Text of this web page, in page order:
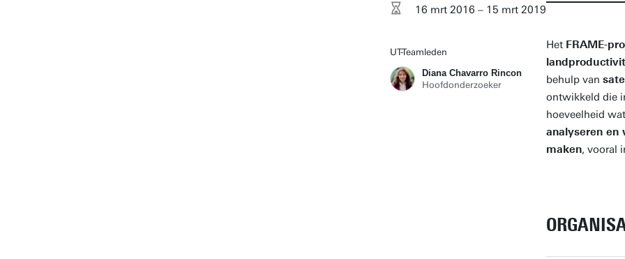
16 mrt 2016 – 15 mrt 2019
UT-Teamleden
Diana Chavarro Rincon
Hoofdonderzoeker
Het FRAME-
behulp van
ontwikkeld die
hoeveelheid
analyseren
maken, vooral